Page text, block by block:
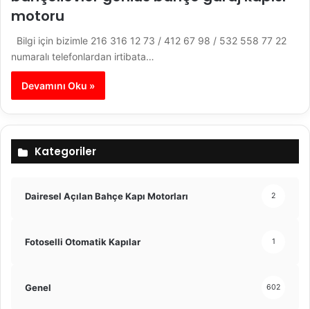
motoru
Bilgi için bizimle 216 316 12 73 / 412 67 98 / 532 558 77 22
numaralı telefonlardan irtibata…
Devamını Oku »
Kategoriler
Dairesel Açılan Bahçe Kapı Motorları 2
Fotoselli Otomatik Kapılar 1
Genel 602